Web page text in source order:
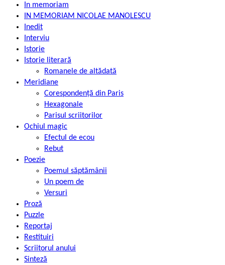
In memoriam
IN MEMORIAM NICOLAE MANOLESCU
Inedit
Interviu
Istorie
Istorie literară
Romanele de altădată
Meridiane
Corespondență din Paris
Hexagonale
Parisul scriitorilor
Ochiul magic
Efectul de ecou
Rebut
Poezie
Poemul săptămânii
Un poem de
Versuri
Proză
Puzzle
Reportaj
Restituiri
Scriitorul anului
Sinteză